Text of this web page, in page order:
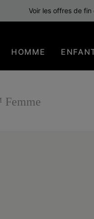
Voir les offres de
HOMME